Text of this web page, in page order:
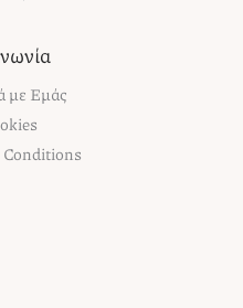
με Εμάς